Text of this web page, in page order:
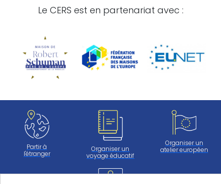
Le CERS est en partenariat avec :
Partir à
l'étranger
Organiser un
voyage éducatif
Organiser un
atelier européen